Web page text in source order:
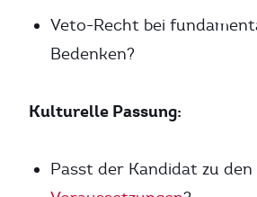
Veto-Recht bei
Bedenken?
Kulturelle Passung:
Passt der Kandidat zu den